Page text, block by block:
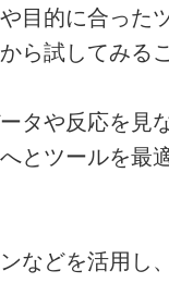
目的に合った
ら試してみるこ
タや反応を見
とツールを最
などを活用し